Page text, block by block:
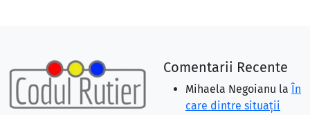
Comentarii Recente
Mihaela Negoianu la În
care dintre situaţii